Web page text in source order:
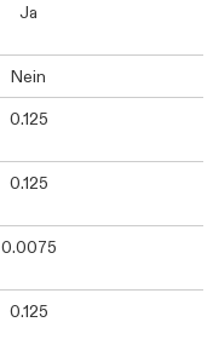
Ja
Nein
0.125
0.125
0.0075
0.125